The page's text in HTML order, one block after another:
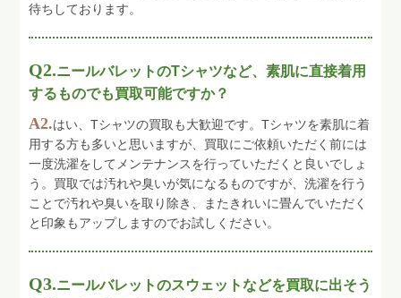
待ちしております。
Q2.ニールバレットのTシャツなど、素肌に直接着用
するものでも買取可能ですか？
A2.はい、Tシャツの買取も大歓迎です。Tシャツを素肌に着
用する方も多いと思いますが、買取にご依頼いただく前には
一度洗濯をしてメンテナンスを行っていただくと良いでしょ
う。買取では汚れや臭いが気になるものですが、洗濯を行う
ことで汚れや臭いを取り除き、またきれいに畳んでいただく
と印象もアップしますのでお試しください。
Q3.ニールバレットのスウェットなどを買取に出そう